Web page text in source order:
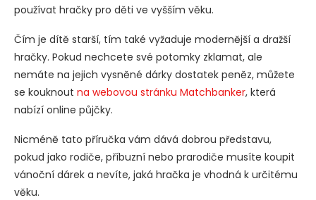
používat hračky pro děti ve vyšším věku.
Čím je dítě starší, tím také vyžaduje modernější a dražší
hračky. Pokud nechcete své potomky zklamat, ale
nemáte na jejich vysněné dárky dostatek peněz, můžete
se kouknout na webovou stránku Matchbanker, která
nabízí online půjčky.
Nicméně tato příručka vám dává dobrou představu,
pokud jako rodiče, příbuzní nebo prarodiče musíte koupit
vánoční dárek a nevíte, jaká hračka je vhodná k určitému
věku.